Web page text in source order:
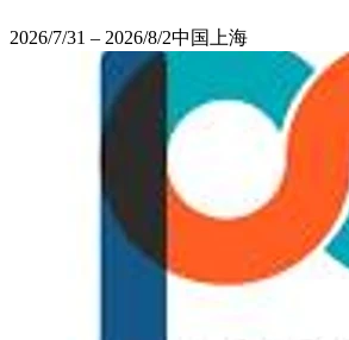
2026/7/31 – 2026/8/2中国上海